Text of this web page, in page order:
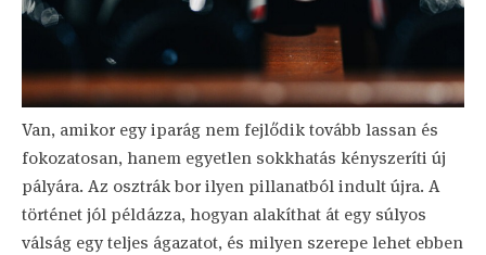
Van, amikor egy iparág nem fejlődik tovább lassan és
fokozatosan, hanem egyetlen sokkhatás kényszeríti új
pályára. Az osztrák bor ilyen pillanatból indult újra. A
történet jól példázza, hogyan alakíthat át egy súlyos
válság egy teljes ágazatot, és milyen szerepe lehet ebben